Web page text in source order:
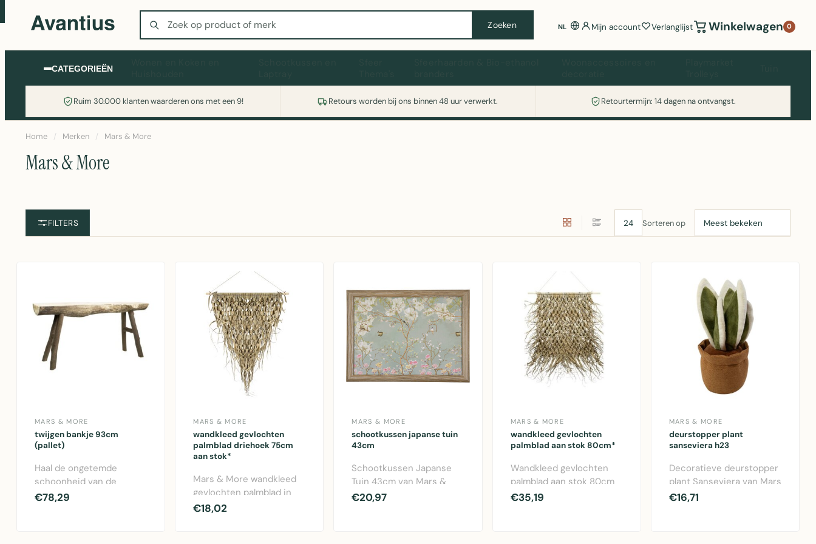
Zoeken
Zoeken NL Mijn account Verlanglijst Winkelwagen 0
CATEGORIEËN
Ruim 30.000 klanten waarderen ons met een 9! Retours worden bij ons binnen 48 uur verwerkt. Retourtermijn: 14 dagen na ontvangst.
Wasmachine of koelkast nodig? Vergelijk alle prijzen op Witgoedaanbod.nl
Home / Merken / Mars & More
Mars & More
FILTERS Sorteren op
MARS & MORE
twijgen bankje 93cm
(pallet)
Haal de ongetemde
schoonheid van de
natuur in huis met dit met
€78,29
MARS & MORE
wandkleed gevlochten
palmblad driehoek 75cm
aan stok*
Mars & More wandkleed
gevlochten palmblad in
driehoekige vorm. 75cm
€18,02
MARS & MORE
schootkussen japanse tuin
43cm
Schootkussen Japanse
Tuin 43cm van Mars &
More. Comfortabel
€20,97
MARS & MORE
wandkleed gevlochten
palmblad aan stok 80cm*
Wandkleed gevlochten
palmblad aan stok 80cm
van Mars & More. Naturel
€35,19
MARS & MORE
deurstopper plant
sanseviera h23
Decoratieve deurstopper
plant Sanseviera van Mars
& More. Polyester design
€16,71